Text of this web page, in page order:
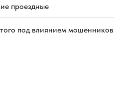
проездные
под влиянием мошенников